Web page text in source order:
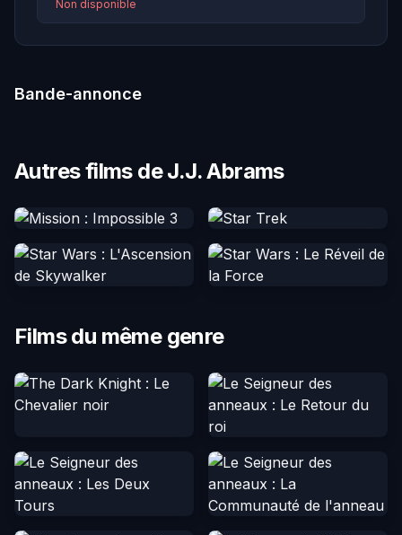
Non disponible
Bande-annonce
Autres films de J.J. Abrams
Films du même genre